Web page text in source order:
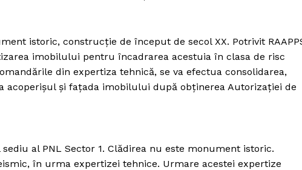
istoric, construcție de început de secol XX. Potrivit
imobilului pentru încadrarea acestuia în clasa de risc
din expertiza tehnică, se va efectua consolidarea,
acoperișul și fațada imobilului după obținerea Autorizației de
al PNL Sector 1. Clădirea nu este monument istoric.
în urma expertizei tehnice. Urmare acestei expertize